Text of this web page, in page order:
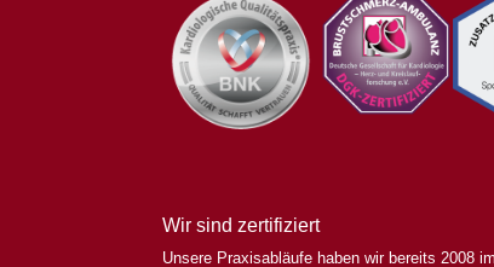
Wir sind zertifiziert
Unsere Praxisabläufe haben wir bereits 2008